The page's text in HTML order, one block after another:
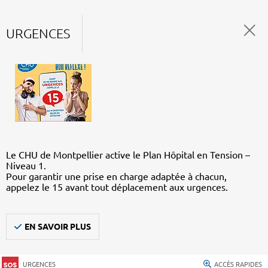
URGENCES
Le CHU de Montpellier active le Plan Hôpital en Tension –
Niveau 1.
Pour garantir une prise en charge adaptée à chacun,
appelez le 15 avant tout déplacement aux urgences.
EN SAVOIR PLUS
URGENCES ACCÈS RAPIDES